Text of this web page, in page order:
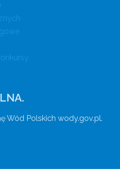
Wód Polskich wody.gov.pl.